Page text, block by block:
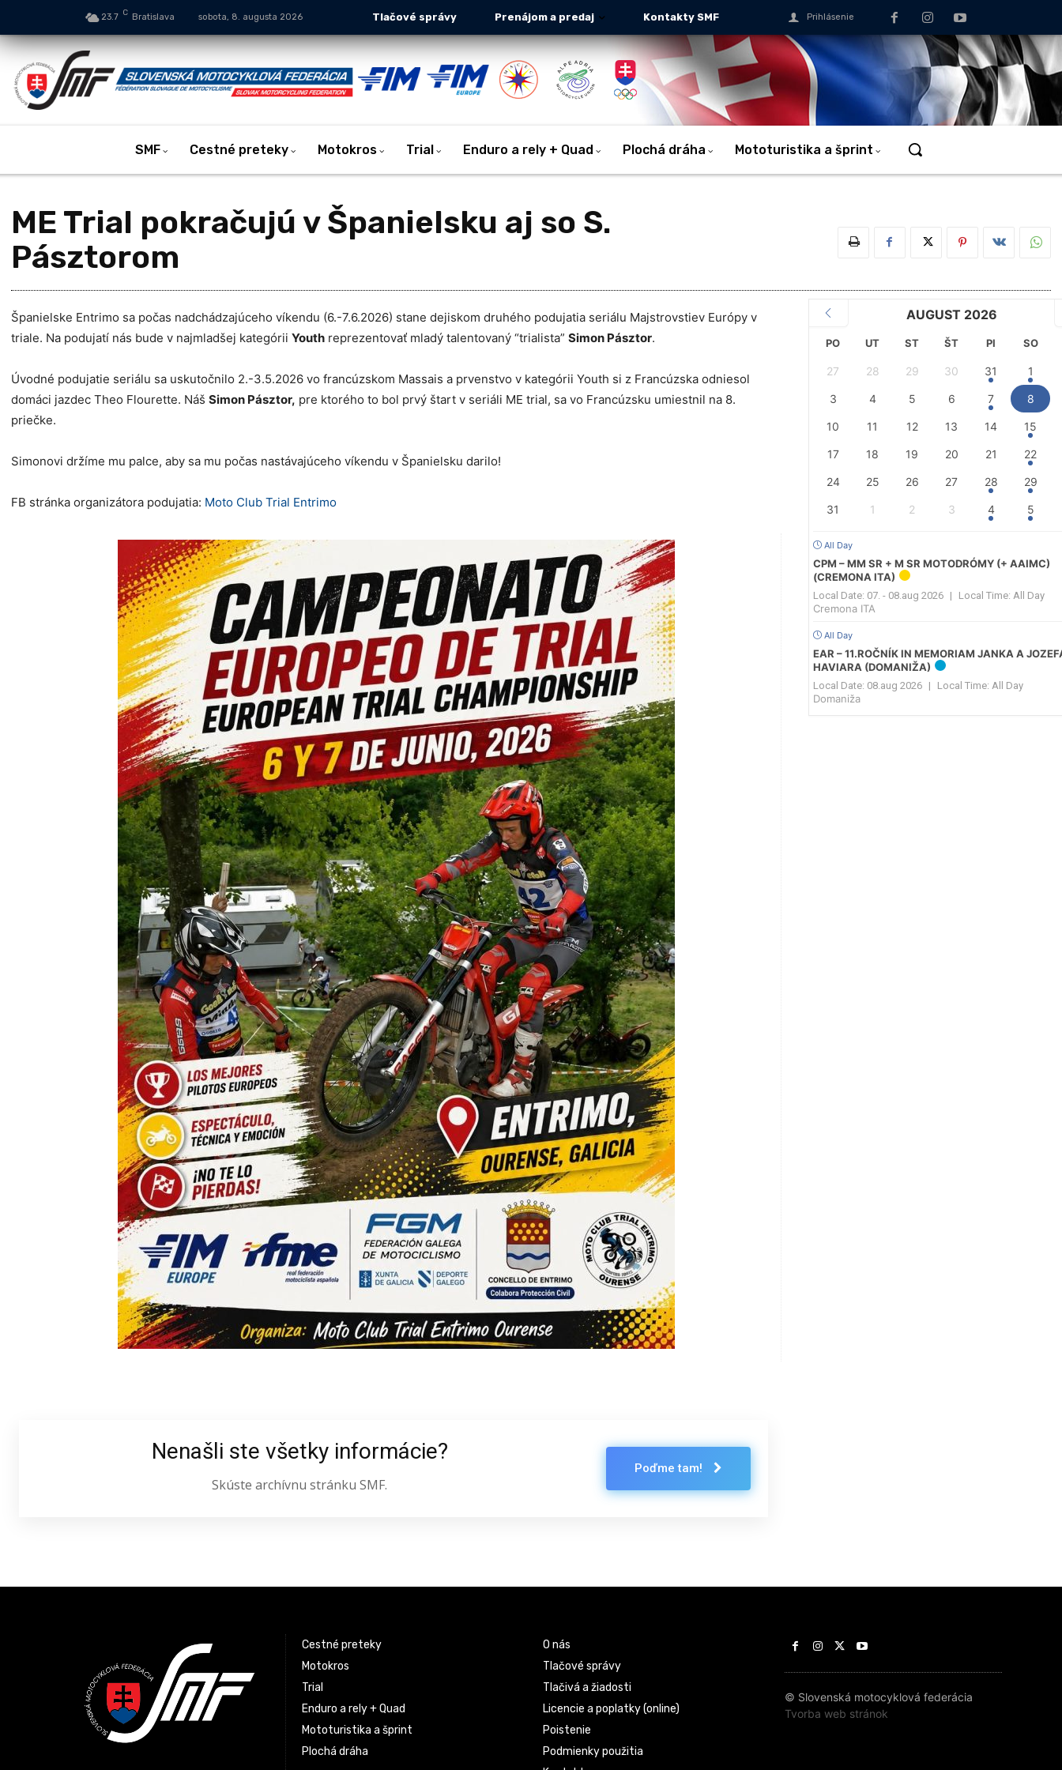
23.7 C Bratislava sobota, 8. augusta 2026 Tlačové správy Prenájom a predaj Kontakty SMF Prihlásenie
SMF Cestné preteky Motokros Trial Enduro a rely + Quad Plochá dráha Mototuristika a šprint
ME Trial pokračujú v Španielsku aj so S.
Pásztorom
Španielske Entrimo sa počas nadchádzajúceho víkendu (6.-7.6.2026) stane dejiskom druhého podujatia seriálu Majstrovstiev Európy v
triale. Na podujatí nás bude v najmladšej kategórii Youth reprezentovať mladý talentovaný “trialista” Simon Pásztor.
Úvodné podujatie seriálu sa uskutočnilo 2.-3.5.2026 vo francúzskom Massais a prvenstvo v kategórii Youth si z Francúzska odniesol
domáci jazdec Theo Flourette. Náš Simon Pásztor, pre ktorého to bol prvý štart v seriáli ME trial, sa vo Francúzsku umiestnil na 8.
priečke.
Simonovi držíme mu palce, aby sa mu počas nastávajúceho víkendu v Španielsku darilo!
FB stránka organizátora podujatia: Moto Club Trial Entrimo
AUGUST 2026
PO UT ST ŠT PI SO
27 28 29 30 31 1
3 4 5 6 7 8
10 11 12 13 14 15
17 18 19 20 21 22
24 25 26 27 28 29
31 1 2 3 4 5
All Day
CPM – MM SR + M SR MOTODRÓMY (+ AAIMC)
(CREMONA ITA)
Local Date: 07. - 08.aug 2026 | Local Time: All Day
Cremona ITA
All Day
EAR – 11.ROČNÍK IN MEMORIAM JANKA A
HAVIARA (DOMANIŽA)
Local Date: 08.aug 2026 | Local Time: All Day
Domaniža
Nenašli ste všetky informácie?
Skúste archívnu stránku SMF.
Poďme tam!
Cestné preteky
Motokros
Trial
Enduro a rely + Quad
Mototuristika a šprint
Plochá dráha
O nás
Tlačové správy
Tlačivá a žiadosti
Licencie a poplatky (online)
Poistenie
Podmienky použitia
© Slovenská motocyklová federácia
Tvorba web stránok